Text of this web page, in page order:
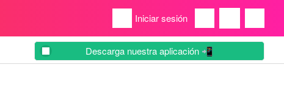
Iniciar sesión
Descarga nuestra aplicación 📲